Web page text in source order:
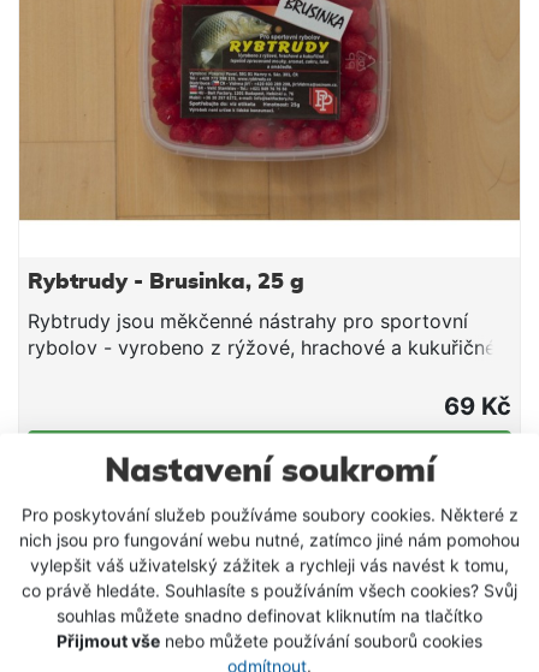
Nastavení soukromí
Pro poskytování služeb používáme soubory cookies. Některé z
nich jsou pro fungování webu nutné, zatímco jiné nám pomohou
vylepšit váš uživatelský zážitek a rychleji vás navést k tomu,
co právě hledáte. Souhlasíte s používáním všech cookies? Svůj
souhlas můžete snadno definovat kliknutím na tlačítko
Přijmout vše nebo můžete používání souborů cookies
odmítnout.
Rybtrudy - Brusinka, 25 g
Rybtrudy jsou měkčenné nástrahy pro sportovní
rybolov - vyrobeno z rýžové, hrachové a kukuřičné
69 Kč
DETAIL PRODUKTU